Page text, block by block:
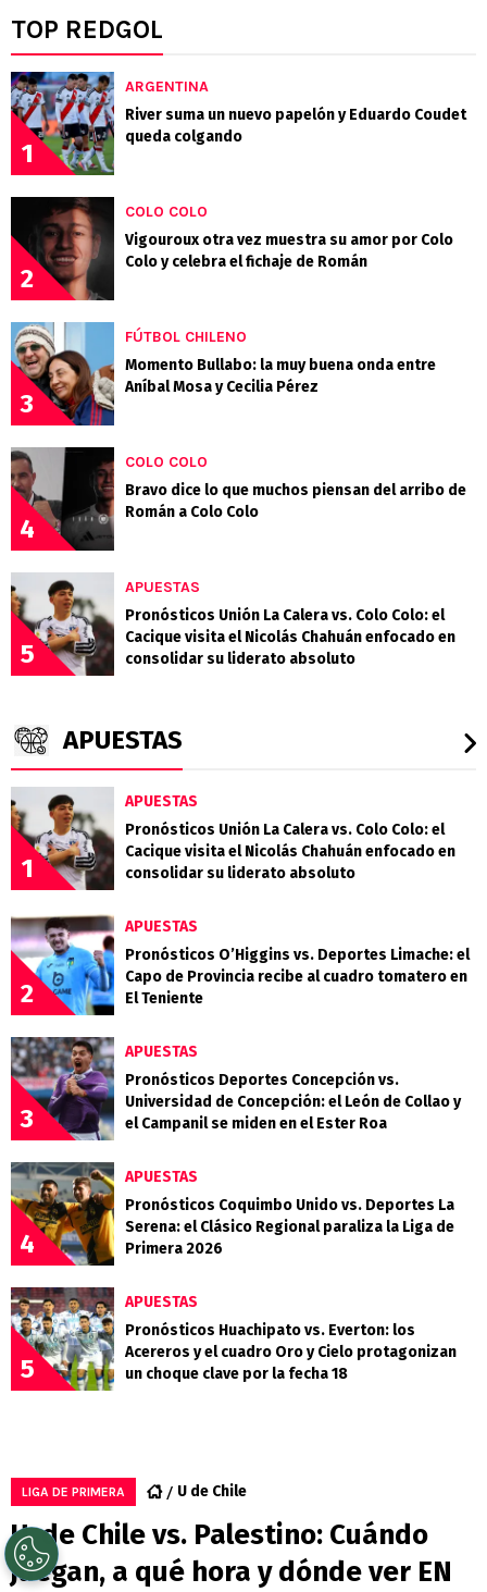
TOP REDGOL
1
ARGENTINA
River suma un nuevo papelón y Eduardo Coudet
queda colgando
2
COLO COLO
Vigouroux otra vez muestra su amor por Colo
Colo y celebra el fichaje de Román
3
FÚTBOL CHILENO
Momento Bullabo: la muy buena onda entre
Aníbal Mosa y Cecilia Pérez
4
COLO COLO
Bravo dice lo que muchos piensan del arribo de
Román a Colo Colo
5
APUESTAS
Pronósticos Unión La Calera vs. Colo Colo: el
Cacique visita el Nicolás Chahuán enfocado en
consolidar su liderato absoluto
APUESTAS
1
APUESTAS
Pronósticos Unión La Calera vs. Colo Colo: el
Cacique visita el Nicolás Chahuán enfocado en
consolidar su liderato absoluto
2
APUESTAS
Pronósticos O’Higgins vs. Deportes Limache: el
Capo de Provincia recibe al cuadro tomatero en
El Teniente
3
APUESTAS
Pronósticos Deportes Concepción vs.
Universidad de Concepción: el León de Collao y
el Campanil se miden en el Ester Roa
4
APUESTAS
Pronósticos Coquimbo Unido vs. Deportes La
Serena: el Clásico Regional paraliza la Liga de
Primera 2026
5
APUESTAS
Pronósticos Huachipato vs. Everton: los
Acereros y el cuadro Oro y Cielo protagonizan
un choque clave por la fecha 18
LIGA DE PRIMERA U de Chile
U. de Chile vs. Palestino: Cuándo
juegan, a qué hora y dónde ver EN